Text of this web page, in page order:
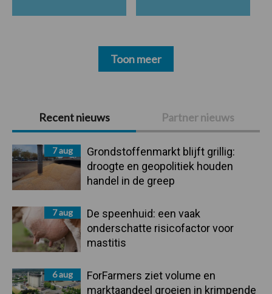
Primaire
Sidebar
Recent nieuws Partner nieuws
7 aug
Grondstoffenmarkt blijft grillig:
droogte en geopolitiek houden
handel in de greep
7 aug
De speenhuid: een vaak
onderschatte risicofactor voor
mastitis
6 aug
ForFarmers ziet volume en
marktaandeel groeien in krimpende
Toon meer